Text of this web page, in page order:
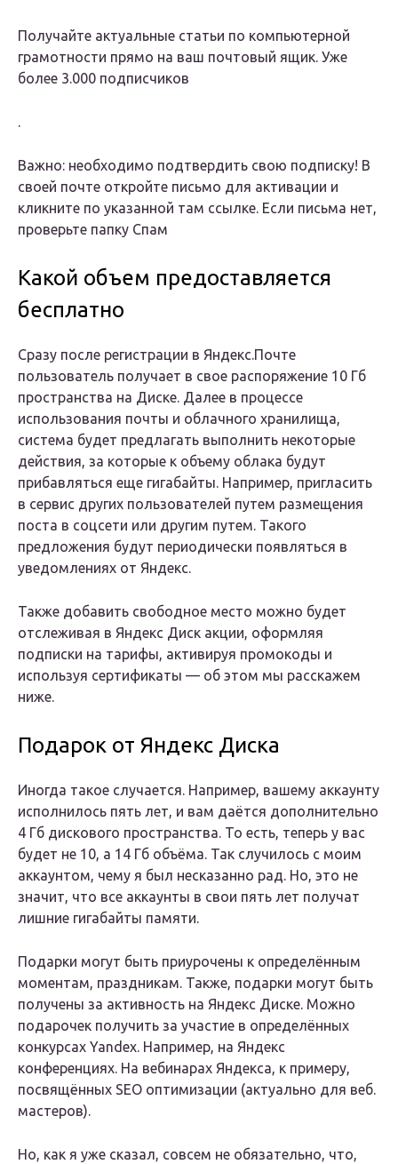
Получайте актуальные статьи по компьютерной
грамотности прямо на ваш почтовый ящик. Уже
более 3.000 подписчиков
.
Важно: необходимо подтвердить свою подписку! В
своей почте откройте письмо для активации и
кликните по указанной там ссылке. Если письма нет,
проверьте папку Спам
Какой объем предоставляется
бесплатно
Сразу после регистрации в Яндекс.Почте
пользователь получает в свое распоряжение 10 Гб
пространства на Диске. Далее в процессе
использования почты и облачного хранилища,
система будет предлагать выполнить некоторые
действия, за которые к объему облака будут
прибавляться еще гигабайты. Например, пригласить
в сервис других пользователей путем размещения
поста в соцсети или другим путем. Такого
предложения будут периодически появляться в
уведомлениях от Яндекс.
Также добавить свободное место можно будет
отслеживая в Яндекс Диск акции, оформляя
подписки на тарифы, активируя промокоды и
используя сертификаты — об этом мы расскажем
ниже.
Подарок от Яндекс Диска
Иногда такое случается. Например, вашему аккаунту
исполнилось пять лет, и вам даётся дополнительно
4 Гб дискового пространства. То есть, теперь у вас
будет не 10, а 14 Гб объёма. Так случилось с моим
аккаунтом, чему я был несказанно рад. Но, это не
значит, что все аккаунты в свои пять лет получат
лишние гигабайты памяти.
Подарки могут быть приурочены к определённым
моментам, праздникам. Также, подарки могут быть
получены за активность на Яндекс Диске. Можно
подарочек получить за участие в определённых
конкурсах Yandex. Например, на Яндекс
конференциях. На вебинарах Яндекса, к примеру,
посвящённых SEO оптимизации (актуально для веб.
мастеров).
Но, как я уже сказал, совсем не обязательно, что,